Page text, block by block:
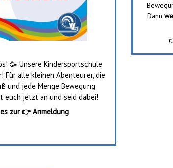
🥳 Unsere Kindersportschule
Für alle kleinen Abenteurer, die
und jede Menge Bewegung
euch jetzt an und seid dabei!
zur👉Anmeldung
Dann